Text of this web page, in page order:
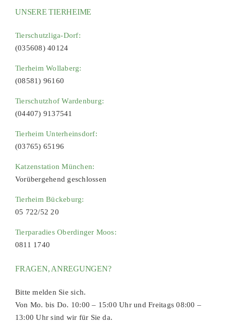
UNSERE TIERHEIME
Tierschutzliga-Dorf:
(035608) 40124
Tierheim Wollaberg:
(08581) 96160
Tierschutzhof Wardenburg:
(04407) 9137541
Tierheim Unterheinsdorf:
(03765) 65196
Katzenstation München:
Vorübergehend geschlossen
Tierheim Bückeburg:
05 722/52 20
Tierparadies Oberdinger Moos:
0811 1740
FRAGEN, ANREGUNGEN?
Bitte melden Sie sich.
Von Mo. bis Do. 10:00 – 15:00 Uhr und Freitags 08:00 –
13:00 Uhr sind wir für Sie da.